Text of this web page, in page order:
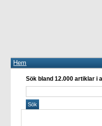
Hem
Sök bland 12.000 artiklar i